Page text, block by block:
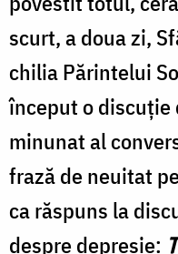
scurt, a doua zi,
chilia Părintelui
început o discuție
minunat al
frază de neuitat
ca răspuns la
despre depresie: